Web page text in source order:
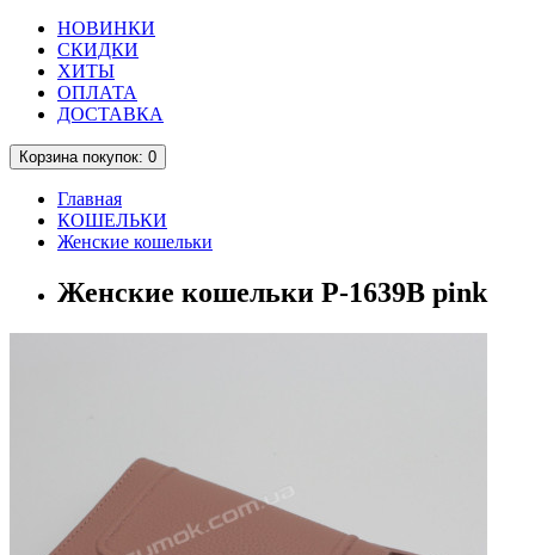
НОВИНКИ
СКИДКИ
ХИТЫ
ОПЛАТА
ДОСТАВКА
Корзинапокупок: 0
Главная
КОШЕЛЬКИ
Женские кошельки
Женские кошельки P-1639B pink